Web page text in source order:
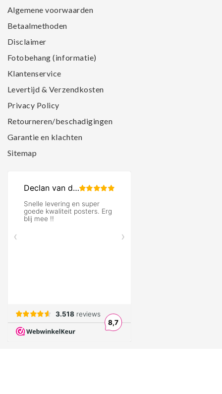
Algemene voorwaarden
Betaalmethoden
Disclaimer
Fotobehang (informatie)
Klantenservice
Levertijd & Verzendkosten
Privacy Policy
Retourneren/beschadigingen
Garantie en klachten
Sitemap